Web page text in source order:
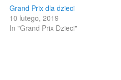
Grand Prix dla dzieci
10 lutego, 2019
In "Grand Prix Dzieci"